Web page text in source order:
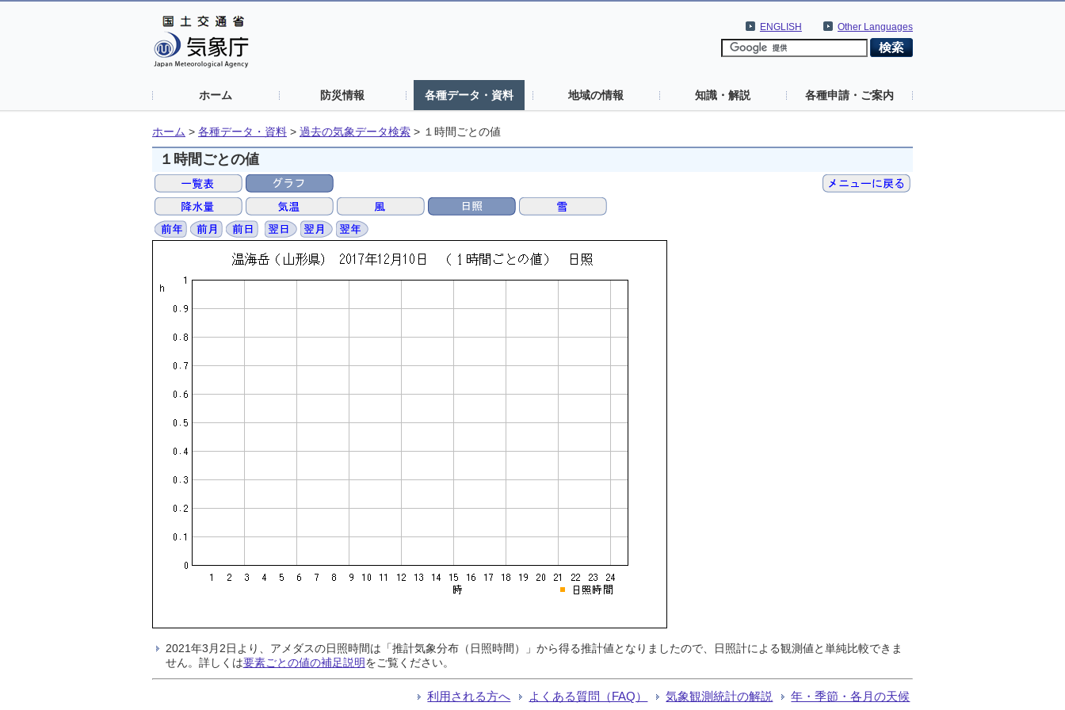
Other Languages
ENGLISH
ホーム 防災情報 各種データ・資料 地域の情報 知識・解説 各種申請・ご案内
ホーム > 各種データ・資料 > 過去の気象データ検索 > １時間ごとの値
１時間ごとの値
2021年3月2日より、アメダスの日照時間は「推計気象分布（日照時間）」から得る推計値となりましたので、日照計による観測値と単純比較できま
せん。詳しくは要素ごとの値の補足説明をご覧ください。
利用される方へ よくある質問（FAQ） 気象観測統計の解説 年・季節・各月の天候